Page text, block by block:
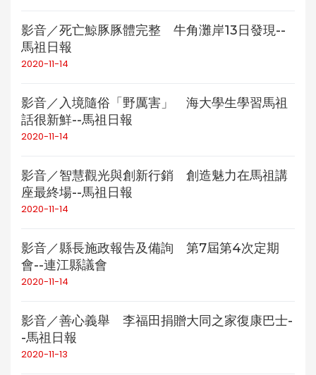
影音／死亡鯨豚豚體完整 牛角灘岸13日發現--
馬祖日報
2020-11-14
影音／入境隨俗「野厲害」 海大學生學習馬祖
話很新鮮--馬祖日報
2020-11-14
影音／智慧觀光與創新行銷 創造魅力在馬祖講
座最終場--馬祖日報
2020-11-14
影音／縣長施政報告及備詢 第7屆第4次定期
會--連江縣議會
2020-11-14
影音／善心義舉 李福田捐贈大同之家復康巴士-
-馬祖日報
2020-11-13